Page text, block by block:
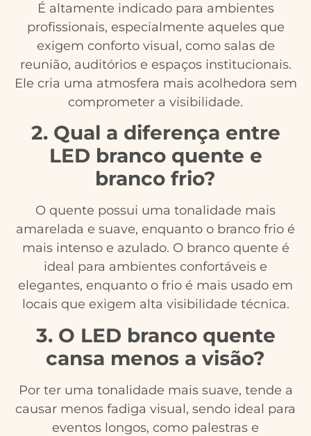
É altamente indicado para ambientes
profissionais, especialmente aqueles que
exigem conforto visual, como salas de
reunião, auditórios e espaços institucionais.
Ele cria uma atmosfera mais acolhedora sem
comprometer a visibilidade.
2. Qual a diferença entre
LED branco quente e
branco frio?
O quente possui uma tonalidade mais
amarelada e suave, enquanto o branco frio é
mais intenso e azulado. O branco quente é
ideal para ambientes confortáveis e
elegantes, enquanto o frio é mais usado em
locais que exigem alta visibilidade técnica.
3. O LED branco quente
cansa menos a visão?
Por ter uma tonalidade mais suave, tende a
causar menos fadiga visual, sendo ideal para
eventos longos, como palestras e